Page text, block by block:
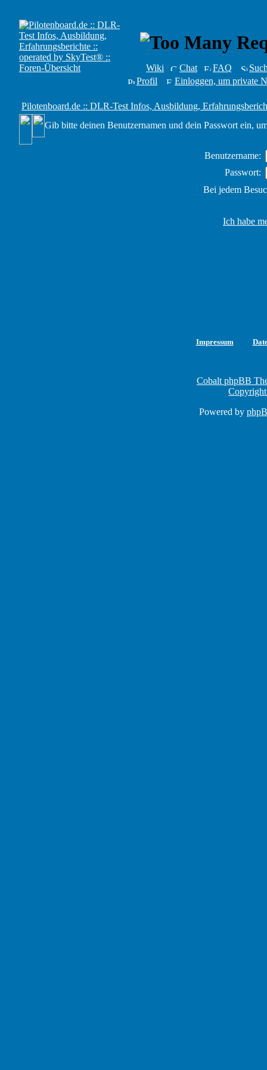
Wiki Chat FAQ
Profil
Einloggen, um private
Pilotenboard.de :: DLR-Test Infos, Ausbildung,
Gib bitte deinen Benutzernamen und dein Passwort ein,
Benutzername:
Passwort:
Bei jedem
Ich habe
Impressum
Cobalt phpBB
Powered by